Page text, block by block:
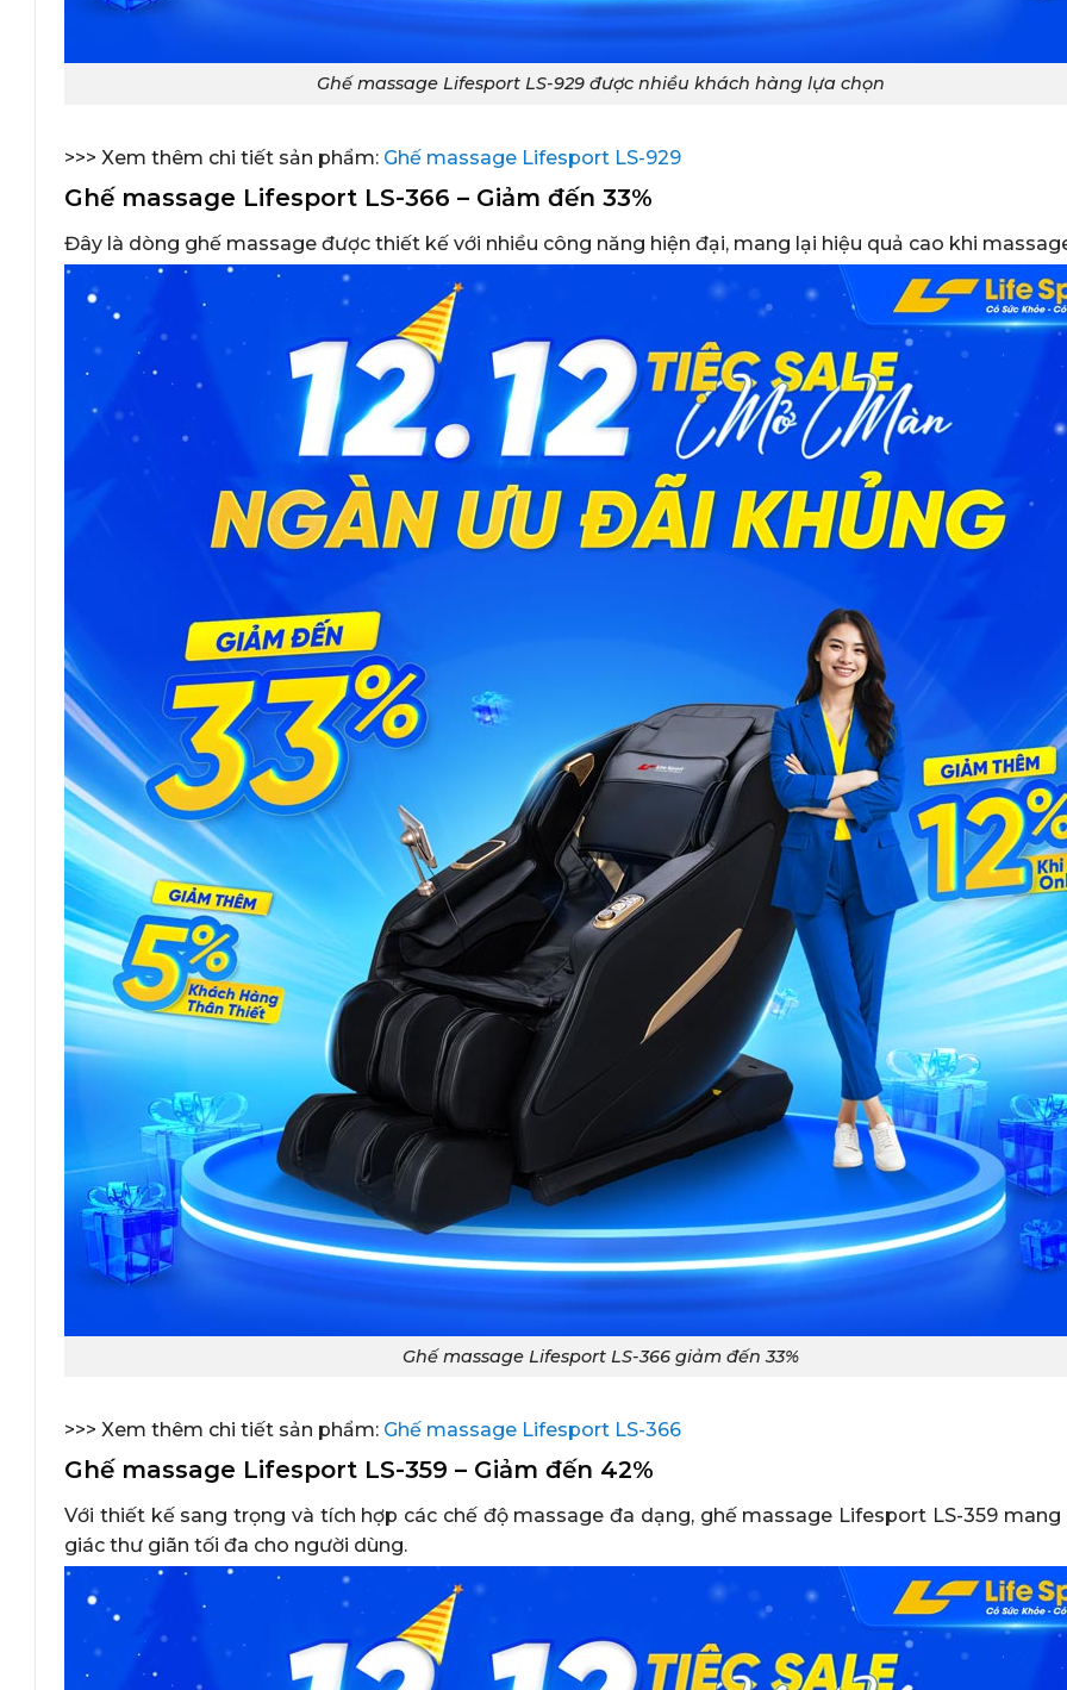
Ghế massage Lifesport LS-929 được nhiều khách hàng lựa chọn
>>> Xem thêm chi tiết sản phẩm: Ghế massage Lifesport LS-929
Ghế massage Lifesport LS-366 – Giảm đến 33%
Đây là dòng ghế massage được thiết kế với nhiều công năng hiện đại, mang lại hiệu quả cao khi
Ghế massage Lifesport LS-366 giảm đến 33%
>>> Xem thêm chi tiết sản phẩm: Ghế massage Lifesport LS-366
Ghế massage Lifesport LS-359 – Giảm đến 42%
Với thiết kế sang trọng và tích hợp các chế độ massage đa dạng, ghế massage Lifesport LS-359 mang
giác thư giãn tối đa cho người dùng.